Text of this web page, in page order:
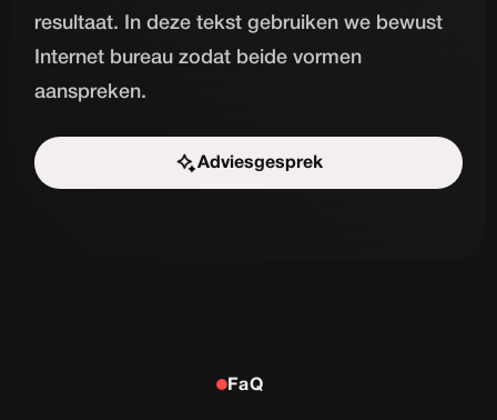
resultaat. In deze tekst gebruiken we bewust
Internet bureau zodat beide vormen
aanspreken.
Adviesgesprek
Start de uitdaging
FaQ